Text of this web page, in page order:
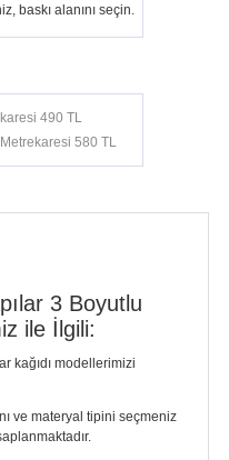
490 TL
580 TL
baskı alanını seçin.
3 Boyutlu
ile İlgili:
kağıdı modellerimizi
ve materyal tipini seçmeniz